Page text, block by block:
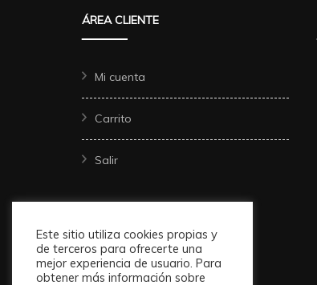
ÁREA CLIENTE
Mi cuenta
Carrito
Salir
Este sitio utiliza cookies propias y
de terceros para ofrecerte una
mejor experiencia de usuario. Para
obtener más información sobre